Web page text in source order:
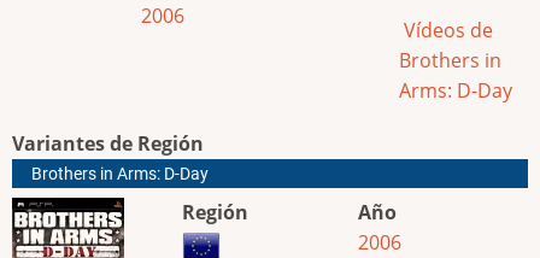
2006
Vídeos de
Brothers in
Arms: D-Day
Variantes de Región
Brothers in Arms: D-Day
Región
Año
2006